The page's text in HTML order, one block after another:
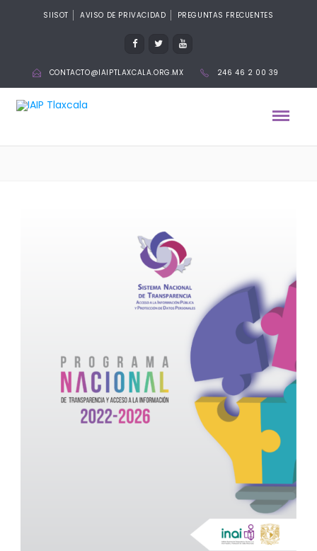
SIISOT AVISO DE PRIVACIDAD PREGUNTAS FRECUENTES
CONTACTO@IAIPTLAXCALA.ORG.MX 246 46 2 00 39